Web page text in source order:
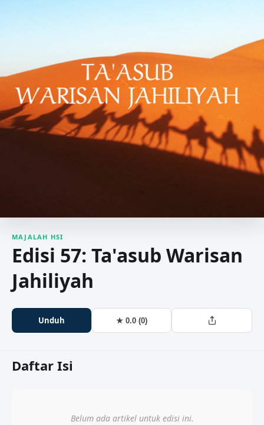
MAJALAH HSI
Edisi 57: Ta'asub Warisan
Jahiliyah
Unduh ★ 0.0 (0)
Daftar Isi
Belum ada artikel untuk edisi ini.